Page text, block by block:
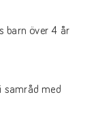
barn över 4 år
samråd med